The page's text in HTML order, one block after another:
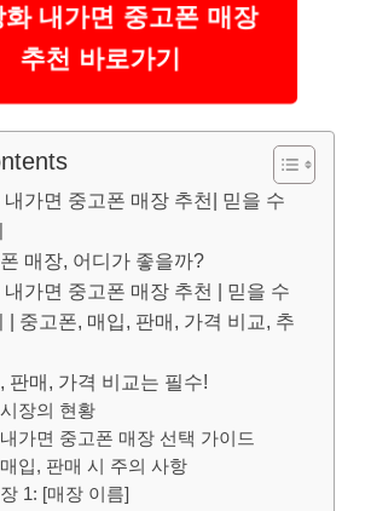
내가면 중고폰 매장
추천 바로가기
가면 중고폰 매장 추천| 믿을 수
매장, 어디가 좋을까?
가면 중고폰 매장 추천 | 믿을 수
| 중고폰, 매입, 판매, 가격 비교, 추
판매, 가격 비교는 필수!
장의 현황
가면 중고폰 매장 선택 가이드
입, 판매 시 주의 사항
1: [매장 이름]